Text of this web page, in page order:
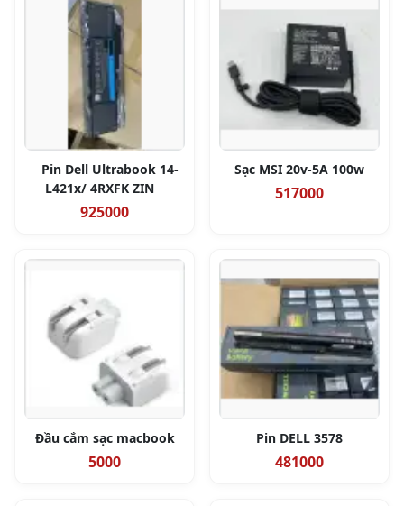
Pin Dell Ultrabook 14-
L421x/ 4RXFK ZIN
925000
Sạc MSI 20v-5A 100w
517000
Đầu cắm sạc macbook
5000
Pin DELL 3578
481000